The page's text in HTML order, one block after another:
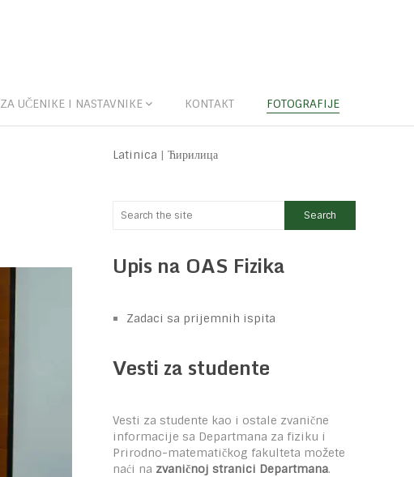
ZA UČENIKE I NASTAVNIKE KONTAKT FOTOGRAFIJE
Latinica | Ћирилица
Upis na OAS Fizika
Zadaci sa prijemnih ispita
Vesti za studente
Vesti za studente kao i ostale zvanične
informacije sa Departmana za fiziku i
Prirodno-matematičkog fakulteta možete
naći na zvaničnoj stranici Departmana.